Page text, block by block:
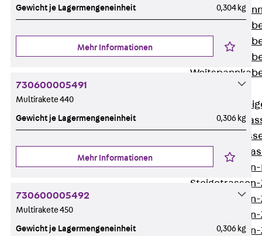
WLR
Steigetrassen
STU
ST
LGG
Steigetrassen-
Gewicht je Lagermengeneinheit 0,304 kg
Mehr Informationen
730600005491
Multirakete 440
Gewicht je Lagermengeneinheit 0,306 kg
Mehr Informationen
730600005492
Multirakete 450
Gewicht je Lagermengeneinheit 0,306 kg